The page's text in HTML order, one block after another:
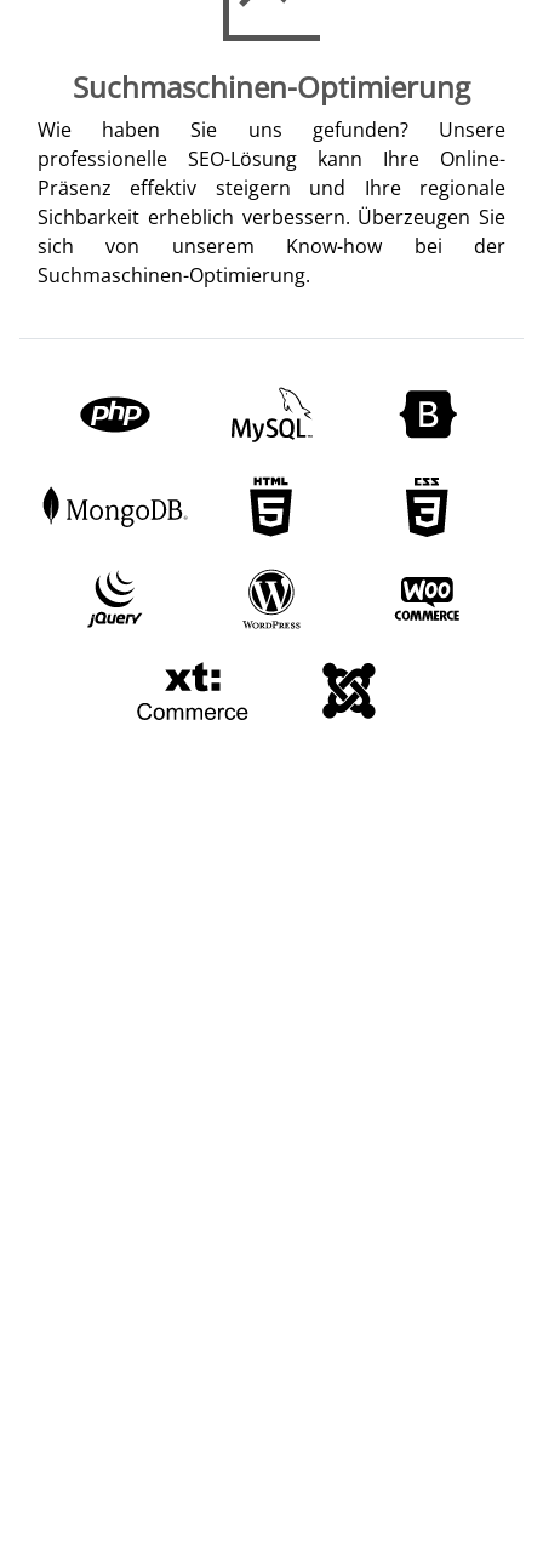
Suchmaschinen-Optimierung
Wie haben Sie uns gefunden? Unsere
professionelle SEO-Lösung kann Ihre Online-
Präsenz effektiv steigern und Ihre regionale
Sichbarkeit erheblich verbessern. Überzeugen Sie
sich von unserem Know-how bei der
Suchmaschinen-Optimierung.